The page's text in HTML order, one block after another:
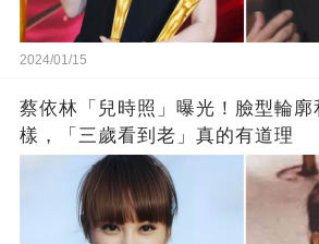
2024/01/15
蔡依林「兒時照」曝光！臉型輪廓
樣，「三歲看到老」真的有道理